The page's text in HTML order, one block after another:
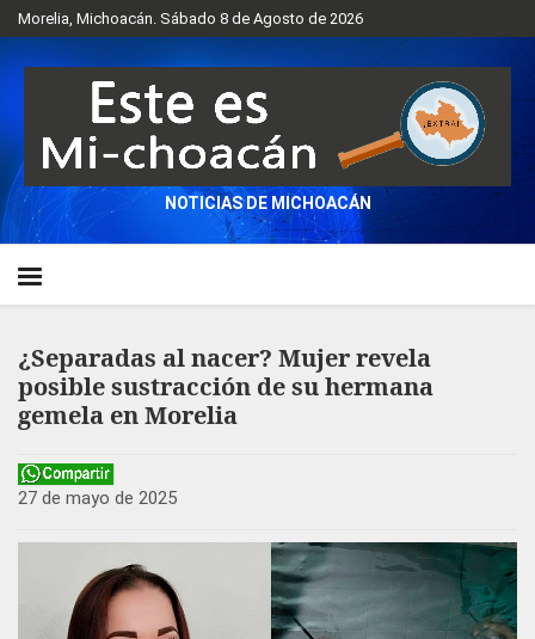
Morelia, Michoacán. Sábado 8 de Agosto de 2026
NOTICIAS DE MICHOACÁN
¿Separadas al nacer? Mujer revela
posible sustracción de su hermana
gemela en Morelia
27 de mayo de 2025